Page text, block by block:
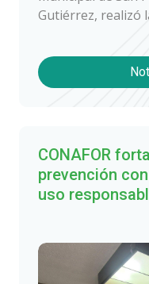
Gutiérrez, realizó
CONAFOR
prevención
uso